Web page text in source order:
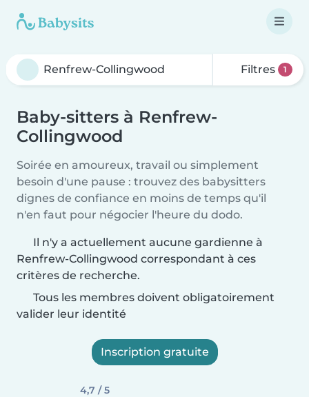
Filtres 1
Baby-sitters à Renfrew-
Collingwood
Soirée en amoureux, travail ou simplement
besoin d'une pause : trouvez des babysitters
dignes de confiance en moins de temps qu'il
n'en faut pour négocier l'heure du dodo.
Il n'y a actuellement aucune gardienne à
Renfrew-Collingwood correspondant à ces
critères de recherche.
Tous les membres doivent obligatoirement
valider leur identité
Inscription gratuite
4,7 / 5